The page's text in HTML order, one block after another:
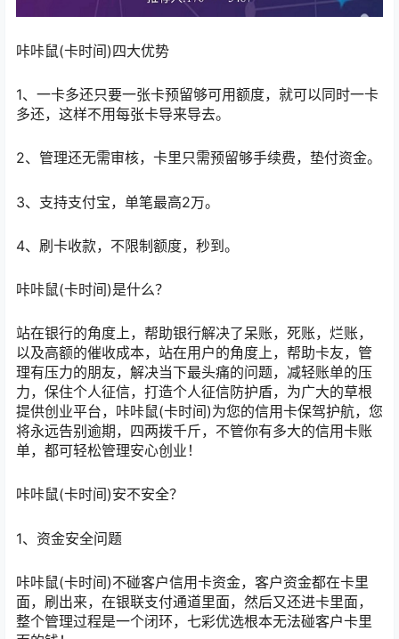
咔咔鼠(卡时间)四大优势
1、一卡多还只要一张卡预留够可用额度，就可以同时一卡
多还，这样不用每张卡导来导去。
2、管理还无需审核，卡里只需预留够手续费，垫付资金。
3、支持支付宝，单笔最高2万。
4、刷卡收款，不限制额度，秒到。
咔咔鼠(卡时间)是什么？
站在银行的角度上，帮助银行解决了呆账，死账，烂账，
以及高额的催收成本，站在用户的角度上，帮助卡友，管
理有压力的朋友，解决当下最头痛的问题，减轻账单的压
力，保住个人征信，打造个人征信防护盾，为广大的草根
提供创业平台，咔咔鼠(卡时间)为您的信用卡保驾护航，您
将永远告别逾期，四两拨千斤，不管你有多大的信用卡账
单，都可轻松管理安心创业！
咔咔鼠(卡时间)安不安全？
1、资金安全问题
咔咔鼠(卡时间)不碰客户信用卡资金，客户资金都在卡里
面，刷出来，在银联支付通道里面，然后又还进卡里面，
整个管理过程是一个闭环，七彩优选根本无法碰客户卡里